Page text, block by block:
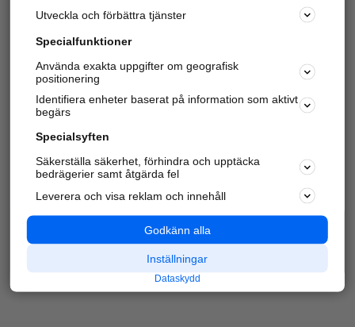
Varje vecka besöker du och4 miljoner
andra
härliga användare oss för att hitta rätt lokal
information om företag, privatpersoner och
platser.
Utveckla och förbättra tjänster
Specialfunktioner
Använda exakta uppgifter om geografisk
positionering
Identifiera enheter baserat på information som aktivt
begärs
Specialsyften
Säkerställa säkerhet, förhindra och upptäcka
bedrägerier samt åtgärda fel
Leverera och visa reklam och innehåll
Godkänn alla
Inställningar
Dataskydd